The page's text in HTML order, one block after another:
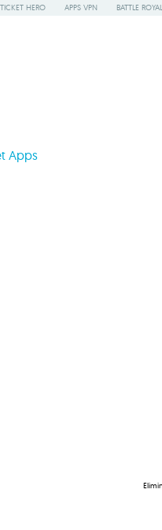
TICKET HERO APPS VPN BATTLE
Apps